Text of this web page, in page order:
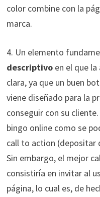
color combine con la
marca.
4. Un elemento
descriptivoen el que la
clara, ya que un buen
viene diseñado para la
conseguir con su
bingo online como se
call to action (depositar
Sin embargo, el mejor
consistiría en invitar al
página, lo cual es, de